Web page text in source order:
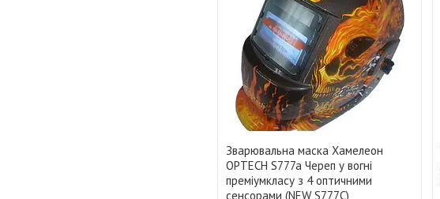
Зварювальна маска Хамелеон
OPTECH S777a Череп у вогні
преміумкласу з 4 оптичними
сенсорами (NEW S777C)